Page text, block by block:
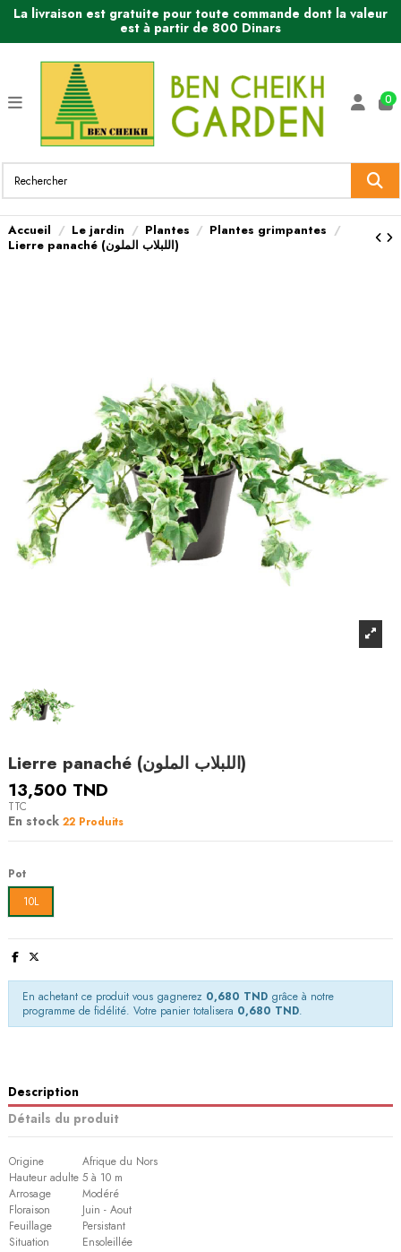
La livraison est gratuite pour toute commande dont la valeur
est à partir de 800 Dinars
0
Accueil Le jardin Plantes
Plantes grimpantes
Lierre panaché (اللبلاب الملون)
Lierre panaché (اللبلاب الملون)
13,500 TND
TTC
En stock 22 Produits
Pot
10L
En achetant ce produit vous gagnerez 0,680 TND grâce à notre
programme de fidélité. Votre panier totalisera 0,680 TND.
Description
Détails du produit
Origine
Afrique du Nors
Hauteur adulte 5 à 10 m
Arrosage
Modéré
Floraison
Juin - Aout
Feuillage
Persistant
Situation
Ensoleillée